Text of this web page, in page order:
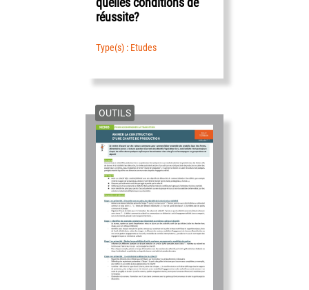
réussite?
Type(s) : Etudes
OUTILS